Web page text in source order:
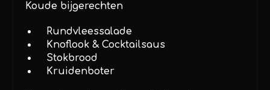
Koude bijgerechten
Rundvleessalade
Knoflook & Cocktailsaus
Stokbrood
Kruidenboter